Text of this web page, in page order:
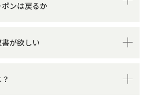
ンは戻るか
が欲しい